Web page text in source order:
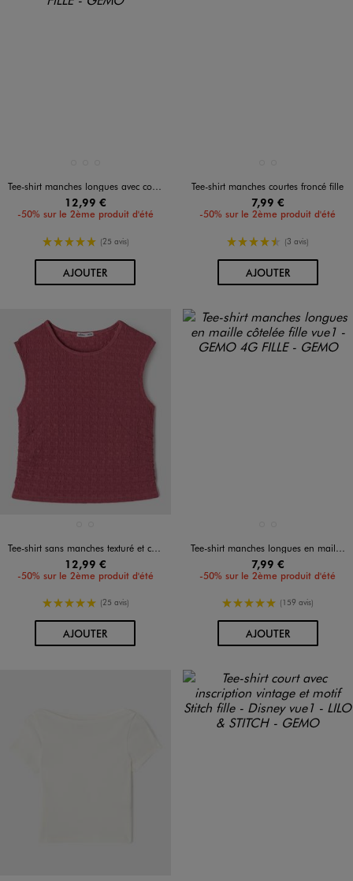
Tee-shirt manches longues avec col Bardot coupe courte femme
12,99 €
-50% sur le 2ème produit d'été
5/5 de moyenne
(25 avis)
AJOUTERAU PANIER
Tee-shirt manches courtes froncé fille
7,99 €
-50% sur le 2ème produit d'été
4.5/5 de moyenne
(3 avis)
AJOUTERAU PANIER
Tee-shirt sans manches texturé et cintré fille
12,99 €
-50% sur le 2ème produit d'été
5/5 de moyenne
(25 avis)
AJOUTERAU PANIER
Tee-shirt manches longues en maille côtelée fille
7,99 €
-50% sur le 2ème produit d'été
5/5 de moyenne
(159 avis)
AJOUTERAU PANIER